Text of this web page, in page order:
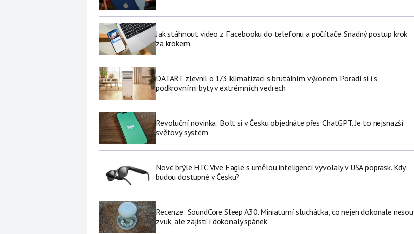
Jak stáhnout video z Facebooku do telefonu a počítače. Snadný postup krok
za krokem
DATART zlevnil o 1/3 klimatizaci s brutálním výkonem. Poradí si i s
podkrovními byty v extrémních vedrech
Revoluční novinka: Bolt si v Česku objednáte přes ChatGPT. Je to nejsnazší
světový systém
Nové brýle HTC Vive Eagle s umělou inteligencí vyvolaly v USA poprask. Kdy
budou dostupné v Česku?
Recenze: SoundCore Sleep A30. Miniaturní sluchátka, co nejen dokonale nesou
zvuk, ale zajistí i dokonalý spánek